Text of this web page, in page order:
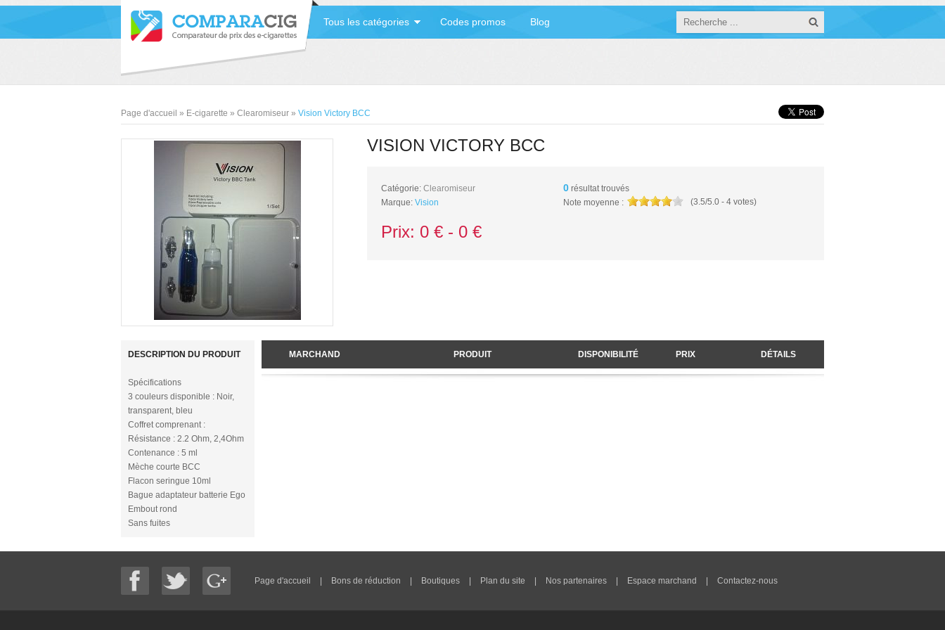
Tous les catégories Codes promos Blog
Page d'accueil » E-cigarette » Clearomiseur » Vision Victory BCC
VISION VICTORY BCC
Catégorie: Clearomiseur
Marque: Vision
0 résultat trouvés
Note moyenne :
(3.5/5.0 - 4 votes)
Prix: 0 € - 0 €
MARCHAND PRODUIT DISPONIBILITÉ PRIX DÉTAILS
DESCRIPTION DU PRODUIT
Spécifications
3 couleurs disponible : Noir,
transparent, bleu
Coffret comprenant :
Résistance : 2.2 Ohm, 2,4Ohm
Contenance : 5 ml
Mèche courte BCC
Flacon seringue 10ml
Bague adaptateur batterie Ego
Embout rond
Sans fuites
Page d'accueil Bons de réduction Boutiques Plan du site Nos partenaires Espace marchand Contactez-nous